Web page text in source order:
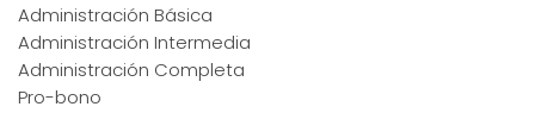
Administración Básica
Administración Intermedia
Administración Completa
Pro-bono